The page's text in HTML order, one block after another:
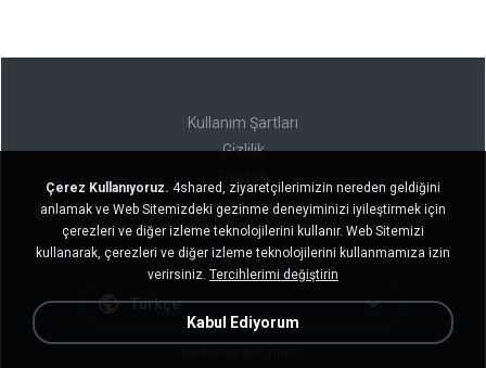
Kullanım Şartları
Gizlilik
Kişisel bilgilerimi satmayın
Kişisel bilgilerimi paylaşmayın
Türkçe
Çerez Kullanıyoruz. 4shared, ziyaretçilerimizin nereden geldiğini
anlamak ve Web Sitemizdeki gezinme deneyiminizi iyileştirmek için
çerezleri ve diğer izleme teknolojilerini kullanır. Web Sitemizi
kullanarak, çerezleri ve diğer izleme teknolojilerini kullanmamıza izin
verirsiniz. Tercihlerimi değiştirin
Kabul Ediyorum